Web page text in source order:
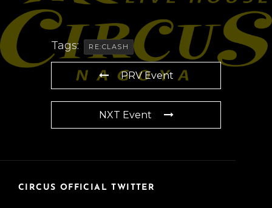
Tags: RE:CLASH
PRV Event
NXT Event
CIRCUS OFFICIAL TWITTER